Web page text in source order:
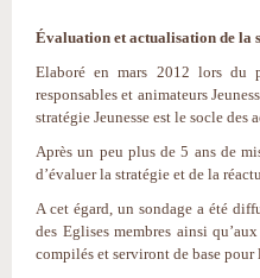
Évaluation et actualisation de la
Elaboré en mars 2012 lors du
responsables et animateurs
stratégie Jeunesse est le socle des
Après un peu plus de 5 ans de
d’évaluer la stratégie et de la
A cet égard, un sondage a été
des Eglises membres ainsi
compilés et serviront de base pour